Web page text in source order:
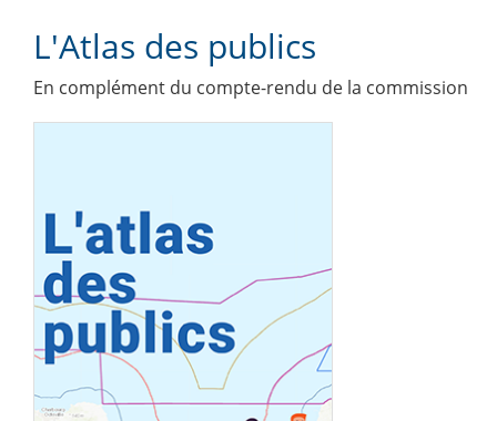
L'Atlas des publics
En complément du compte-rendu de la commission